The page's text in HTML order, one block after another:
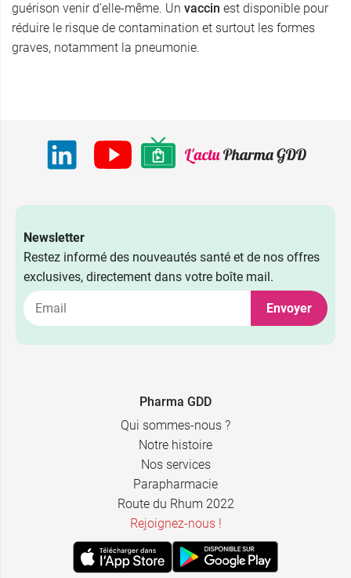
guérison venir d’elle-même. Un vaccin est disponible pour
réduire le risque de contamination et surtout les formes
graves, notamment la pneumonie.
Newsletter
Restez informé des nouveautés santé et de nos offres
exclusives, directement dans votre boîte mail.
Envoyer
Pharma GDD
Qui sommes-nous ?
Notre histoire
Nos services
Parapharmacie
Route du Rhum 2022
Rejoignez-nous !